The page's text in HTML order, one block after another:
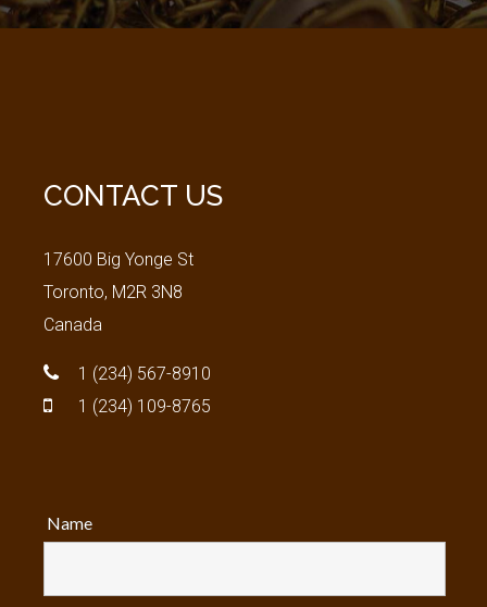
CONTACT US
17600 Big Yonge St
Toronto, M2R 3N8
Canada
1 (234) 567-8910
1 (234) 109-8765
Name